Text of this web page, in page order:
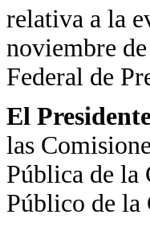
relativa a la
noviembre
Federal de
El
las
Pública de la
Público de la